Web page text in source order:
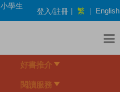
小學生
登入/註冊 | 繁 | English
好書推介
閱讀服務